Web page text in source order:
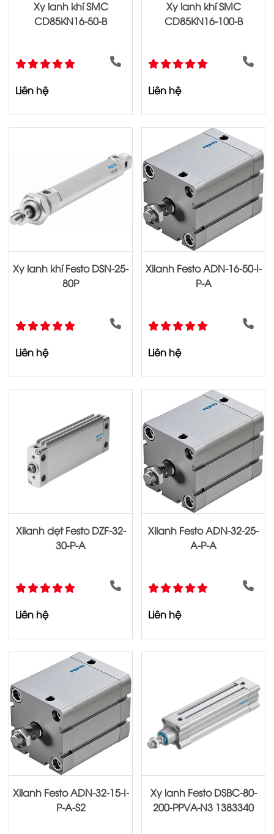
Xy lanh khí SMC
CD85KN16-50-B
Liên hệ
Xy lanh khí SMC
CD85KN16-100-B
Liên hệ
Xy lanh khí Festo DSN-25-
80P
Liên hệ
Xilanh Festo ADN-16-50-I-
P-A
Liên hệ
Xilanh dẹt Festo DZF-32-
30-P-A
Liên hệ
Xilanh Festo ADN-32-25-
A-P-A
Liên hệ
Xilanh Festo ADN-32-15-I-
P-A-S2
Xy lanh Festo DSBC-80-
200-PPVA-N3 1383340